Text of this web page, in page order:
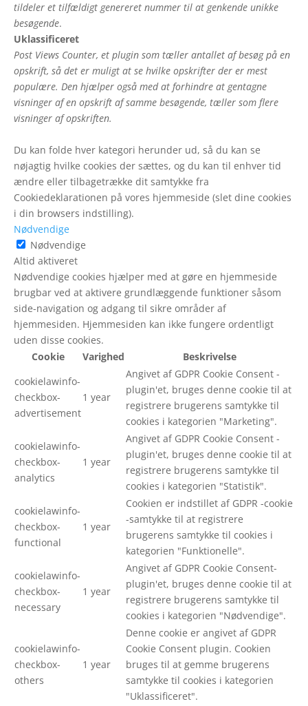
tildeler et tilfældigt genereret nummer til at genkende unikke
besøgende.
Uklassificeret
Post Views Counter, et plugin som tæller antallet af besøg på en
opskrift, så det er muligt at se hvilke opskrifter der er mest
populære. Den hjælper også med at forhindre at gentagne
visninger af en opskrift af samme besøgende, tæller som flere
visninger af opskriften.
Du kan folde hver kategori herunder ud, så du kan se
nøjagtig hvilke cookies der sættes, og du kan til enhver tid
ændre eller tilbagetrække dit samtykke fra
Cookiedeklarationen på vores hjemmeside (slet dine cookies
i din browsers indstilling).
Nødvendige
Nødvendige
Altid aktiveret
Nødvendige cookies hjælper med at gøre en hjemmeside
brugbar ved at aktivere grundlæggende funktioner såsom
side-navigation og adgang til sikre områder af
hjemmesiden. Hjemmesiden kan ikke fungere ordentligt
uden disse cookies.
Cookie
Varighed
Beskrivelse
cookielawinfo-
checkbox-
advertisement
1 year
Angivet af GDPR Cookie Consent -
plugin'et, bruges denne cookie til at
registrere brugerens samtykke til
cookies i kategorien "Marketing".
cookielawinfo-
checkbox-
analytics
1 year
Angivet af GDPR Cookie Consent -
plugin'et, bruges denne cookie til at
registrere brugerens samtykke til
cookies i kategorien "Statistik".
cookielawinfo-
checkbox-
functional
1 year
Cookien er indstillet af GDPR -cookie
-samtykke til at registrere
brugerens samtykke til cookies i
kategorien "Funktionelle".
cookielawinfo-
checkbox-
necessary
1 year
Angivet af GDPR Cookie Consent-
plugin'et, bruges denne cookie til at
registrere brugerens samtykke til
cookies i kategorien "Nødvendige".
cookielawinfo-
checkbox-
others
1 year
Denne cookie er angivet af GDPR
Cookie Consent plugin. Cookien
bruges til at gemme brugerens
samtykke til cookies i kategorien
"Uklassificeret".